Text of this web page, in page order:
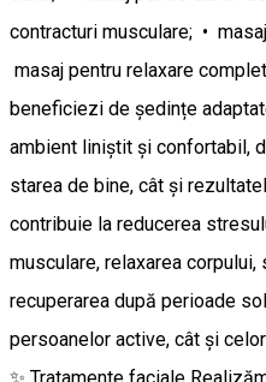
contracturi musculare; •
masaj pentru relaxare
beneficiezi de ședințe
ambient liniștit și confortabil,
starea de bine, cât și
contribuie la reducerea
musculare, relaxarea
recuperarea după perioade
persoanelor active, cât și